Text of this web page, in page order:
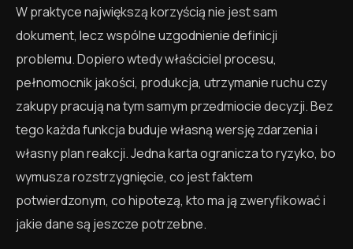
W praktyce największą korzyścią nie jest sam
dokument, lecz wspólne uzgodnienie definicji
problemu. Dopiero wtedy właściciel procesu,
pełnomocnik jakości, produkcja, utrzymanie ruchu czy
zakupy pracują na tym samym przedmiocie decyzji. Bez
tego każda funkcja buduje własną wersję zdarzenia i
własny plan reakcji. Jedna karta ogranicza to ryzyko, bo
wymusza rozstrzygnięcie, co jest faktem
potwierdzonym, co hipotezą, kto ma ją zweryfikować i
jakie dane są jeszcze potrzebne.